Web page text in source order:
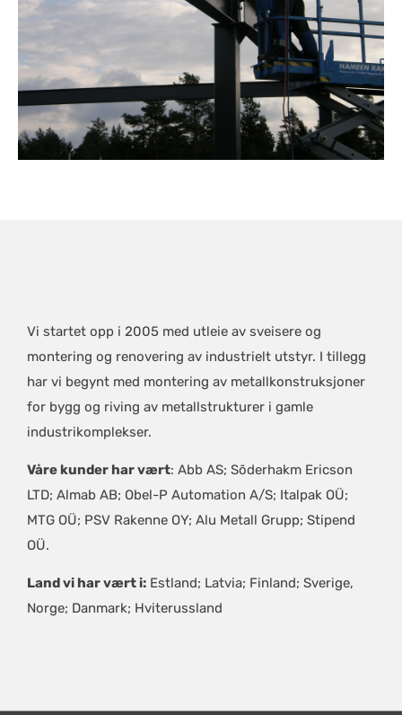
Vi startet opp i 2005 med utleie av sveisere og
montering og renovering av industrielt utstyr. I tillegg
har vi begynt med montering av metallkonstruksjoner
for bygg og riving av metallstrukturer i gamle
industrikomplekser.
Våre kunder har vært: Abb AS; Sõderhakm Ericson
LTD; Almab AB; Obel-P Automation A/S; Italpak OÜ;
MTG OÜ; PSV Rakenne OY; Alu Metall Grupp; Stipend
OÜ.
Land vi har vært i: Estland; Latvia; Finland; Sverige,
Norge; Danmark; Hviterussland